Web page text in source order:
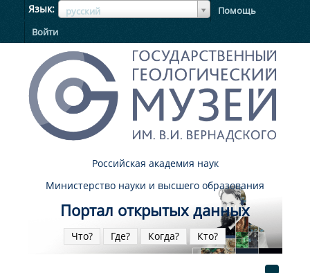
Язык русский
ЯзыкЯзык
Помощь
Войти
Российская академия наук
Министерство науки и высшего образования
Портал открытых данных
Что? Где? Когда? Кто?